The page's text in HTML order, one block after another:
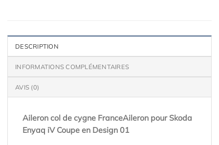
DESCRIPTION
INFORMATIONS COMPLÉMENTAIRES
AVIS (0)
Aileron col de cygne FranceAileron pour Skoda
Enyaq iV Coupe en Design 01